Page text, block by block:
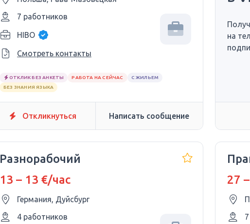
7 работников
HIBO
Смотреть контакты
ОТКЛИК БЕЗ АНКЕТЫ РАБОТА НА СЕЙЧАС
С ЖИЛЬЕМ
БЕЗ ЗНАНИЯ ЯЗЫКА
Откликнуться Написать сообщение
на
Разнорабочий
13 – 13 €/час
Германия, Дуйсбург
4 работников
27